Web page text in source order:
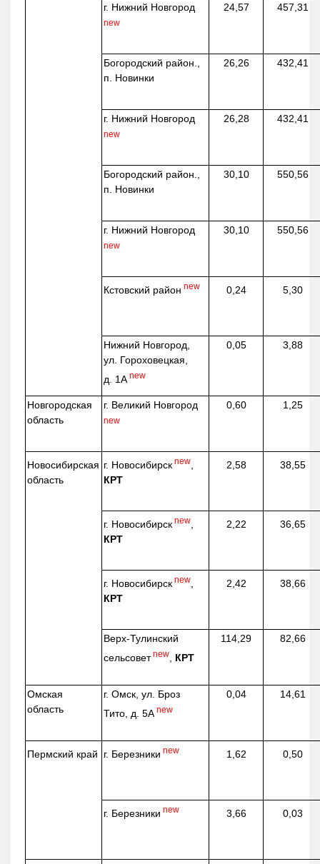
г. Нижний Новгород
new
24,57 457,31
Богородский район.,
п. Новинки
26,26 432,41
г. Нижний Новгород
new
26,28 432,41
Богородский район.,
п. Новинки
30,10 550,56
г. Нижний Новгород
new
30,10 550,56
Кстовский район new 0,24 5,30
Нижний Новгород,
ул. Гороховецкая,
д. 1А new
0,05 3,88
Новгородская
область
г. Великий Новгород
new
0,60 1,25
Новосибирская
область
г. Новосибирск new
КРТ
2,58 38,55
г. Новосибирск new
КРТ
2,22 36,65
г. Новосибирск new
КРТ
2,42 38,66
Верх-Тулинский
сельсовет new КРТ
114,29 82,66
Омская
область
г. Омск, ул. Броз
Тито, д. 5А new
0,04 14,61
Пермский край г. Березники new 1,62 0,50
г. Березники new 3,66 0,03